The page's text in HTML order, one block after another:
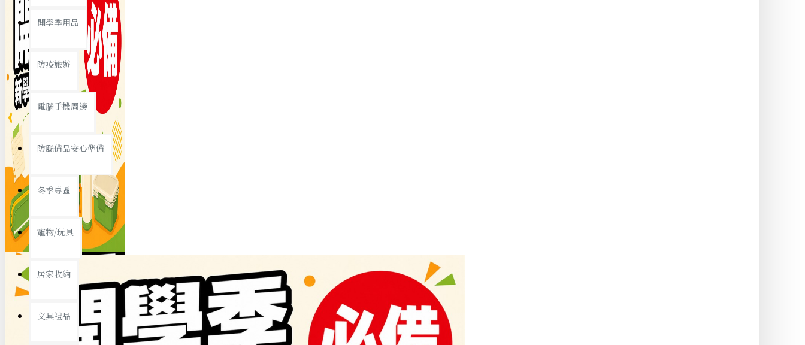
19元專區
39元專區
節慶熱賣
春節/新年
開學季用品
防疫旅遊
電腦手機周邊
防颱備品安心準備
冬季專區
寵物/玩具
居家收納
文具禮品